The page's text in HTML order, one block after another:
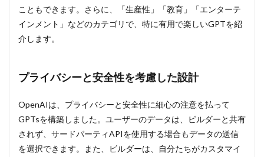
こともできます。さらに、「生産性」「教育」「エンターテ
インメント」などのカテゴリで、特に有用で楽しいGPTを紹
介します。
プライバシーと安全性を考慮した設計
OpenAIは、プライバシーと安全性に細心の注意を払って
GPTsを構築しました。ユーザーのデータは、ビルダーと共有
されず、サードパーティAPIを使用する場合もデータの送信
を選択できます。また、ビルダーは、自分たちがカスタマイ